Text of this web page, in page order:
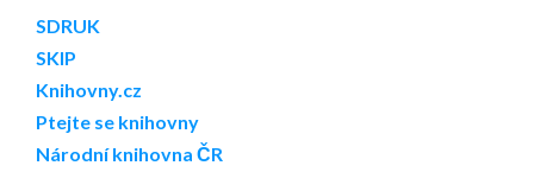
SDRUK
SKIP
Knihovny.cz
Ptejte se knihovny
Národní knihovna ČR